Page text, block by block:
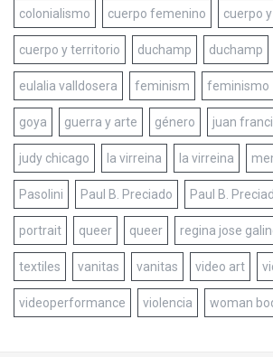
colonialismo cuerpo femenino cuerpo
cuerpo y territorio duchamp duchamp
eulalia valldosera feminism feminismo
goya guerra y arte género juan
judy chicago la virreina la virreina
Pasolini Paul B. Preciado Paul B.
portrait queer queer regina jose
textiles vanitas vanitas video art
videoperformance violencia woman